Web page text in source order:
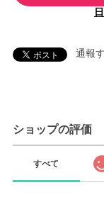
通報
ショップの評価
すべて